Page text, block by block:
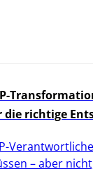
die richtige
– aber